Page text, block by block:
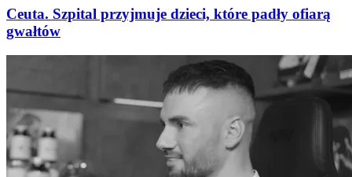
Ceuta. Szpital przyjmuje dzieci, które padły ofiarą
gwałtów